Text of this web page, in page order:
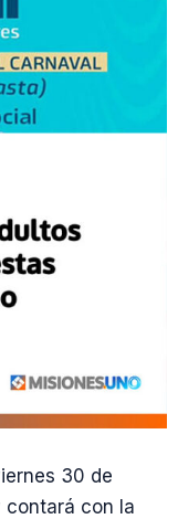
30 de
contará con la